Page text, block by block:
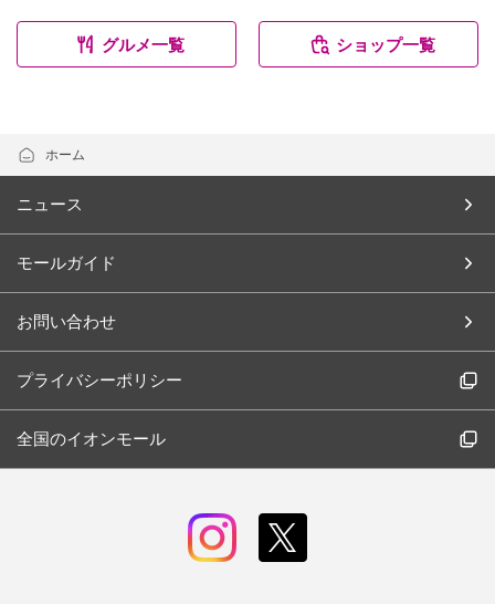
グルメ一覧 ショップ一覧
ホーム
ニュース
モールガイド
お問い合わせ
プライバシーポリシー
全国のイオンモール